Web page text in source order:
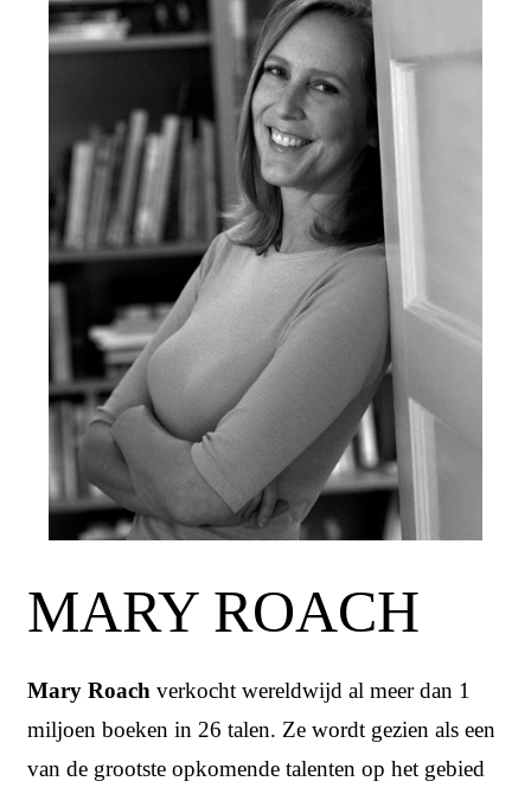
MARY ROACH
Mary Roach verkocht wereldwijd al meer dan 1
miljoen boeken in 26 talen. Ze wordt gezien als een
van de grootste opkomende talenten op het gebied